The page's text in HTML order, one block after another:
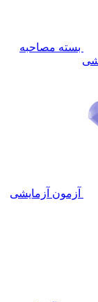
بسته مصاحبه
آزمون آزمایشی